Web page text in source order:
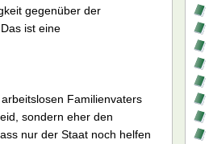
gegenüber der
ist eine
Familienvaters
sondern eher den
nur der Staat noch helfen